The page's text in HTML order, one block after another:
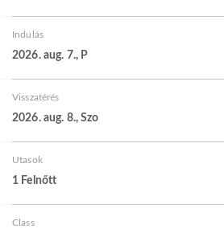
Indulás
2026. aug. 7., P
Visszatérés
2026. aug. 8., Szo
Utasok
1 Felnőtt
Class